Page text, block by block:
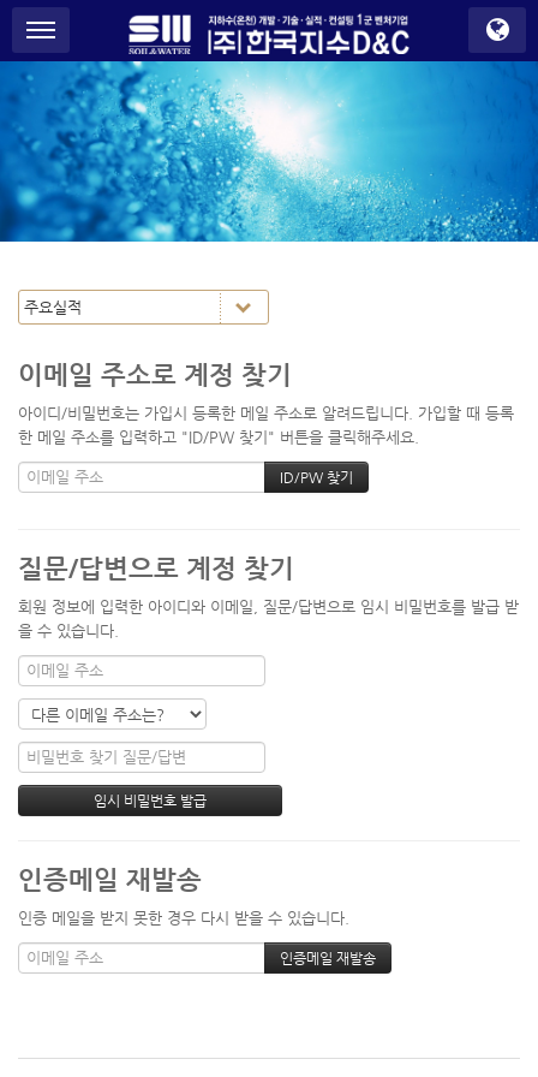
메뉴 건너뛰기
S
P
o
m
o
i
o
이메일 주소로 계정 찾기
아이디/비밀번호는 가입시 등록한 메일 주소로 알려드립니다. 가입할 때 등록
한 메일 주소를 입력하고 "ID/PW 찾기" 버튼을 클릭해주세요.
질문/답변으로 계정 찾기
회원 정보에 입력한 아이디와 이메일, 질문/답변으로 임시 비밀번호를 발급 받
을 수 있습니다.
인증메일 재발송
인증 메일을 받지 못한 경우 다시 받을 수 있습니다.